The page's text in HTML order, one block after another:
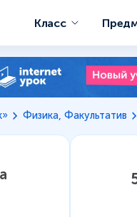
Класс
Физика, Факультатив